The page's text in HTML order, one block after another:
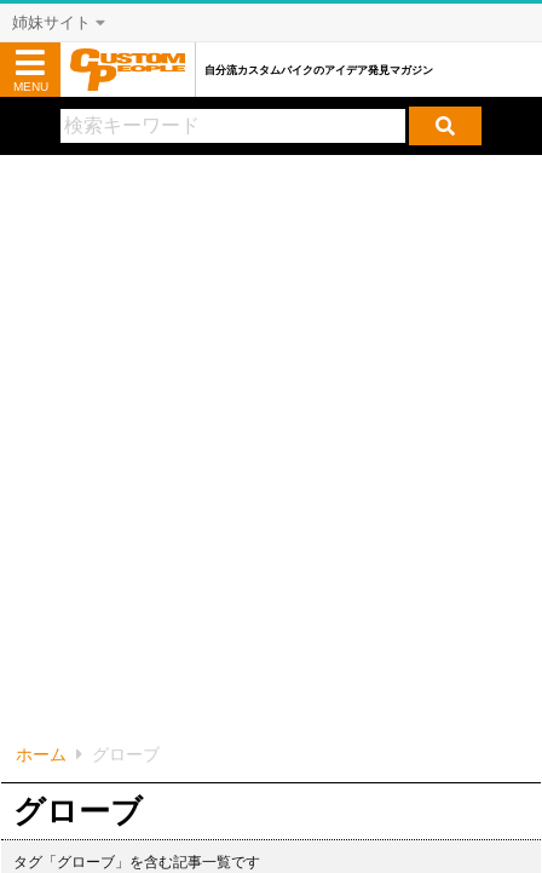
ホーム グローブ
グローブ
タグ「グローブ」を含む記事一覧です
姉妹サイト
MENU
自分流カスタムバイクのアイデア発見マガジン